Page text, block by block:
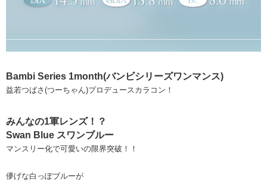
Bambi Series 1month(バンビシリーズワンマンス)
益若つばさ(つーちゃん)プロデュースカラコン！
みんなの1軍レンズ！？
Swan Blue スワンブルー
マンスリー化で可愛いの限界突破！！
儚げな白っぽブルーが